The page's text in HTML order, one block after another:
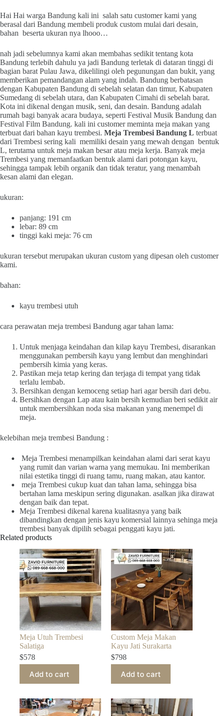
Hai Hai warga Bandung kali ini salah satu customer kami yang
berasal dari Bandung membeli produk custom mulai dari desain,
bahan beserta ukuran nya lhooo…
nah jadi sebelumnya kami akan membahas sedikit tentang kota
Bandung terlebih dahulu ya jadi Bandung terletak di dataran tinggi di
bagian barat Pulau Jawa, dikelilingi oleh pegunungan dan bukit, yang
memberikan pemandangan alam yang indah. Bandung berbatasan
dengan Kabupaten Bandung di sebelah selatan dan timur, Kabupaten
Sumedang di sebelah utara, dan Kabupaten Cimahi di sebelah barat.
Kota ini dikenal dengan musik, seni, dan desain. Bandung adalah
rumah bagi banyak acara budaya, seperti Festival Musik Bandung dan
Festival Film Bandung. kali ini customer meminta meja makan yang
terbuat dari bahan kayu trembesi. Meja Trembesi Bandung L terbuat
dari Trembesi sering kali memiliki desain yang mewah dengan bentuk
L, terutama untuk meja makan besar atau meja kerja. Banyak meja
Trembesi yang memanfaatkan bentuk alami dari potongan kayu,
sehingga tampak lebih organik dan tidak teratur, yang menambah
kesan alami dan elegan.
ukuran:
panjang: 191 cm
lebar: 89 cm
tinggi kaki meja: 76 cm
ukuran tersebut merupakan ukuran custom yang dipesan oleh customer
kami.
bahan:
kayu trembesi utuh
cara perawatan meja trembesi Bandung agar tahan lama:
Untuk menjaga keindahan dan kilap kayu Trembesi, disarankan
menggunakan pembersih kayu yang lembut dan menghindari
pembersih kimia yang keras.
Pastikan meja tetap kering dan terjaga di tempat yang tidak
terlalu lembab.
Bersihkan dengan kemoceng setiap hari agar bersih dari debu.
Bersihkan dengan Lap atau kain bersih kemudian beri sedikit air
untuk membersihkan noda sisa makanan yang menempel di
meja.
kelebihan meja trembesi Bandung :
Meja Trembesi menampilkan keindahan alami dari serat kayu
yang rumit dan varian warna yang memukau. Ini memberikan
nilai estetika tinggi di ruang tamu, ruang makan, atau kantor.
meja Trembesi cukup kuat dan tahan lama, sehingga bisa
bertahan lama meskipun sering digunakan. asalkan jika dirawat
dengan baik dan tepat.
Meja Trembesi dikenal karena kualitasnya yang baik
dibandingkan dengan jenis kayu komersial lainnya sehinga meja
trembesi banyak dipilih sebagai penggati kayu jati.
Related products
Meja Utuh Trembesi
Salatiga
$578
Add to cart
Custom Meja Makan
Kayu Jati Surakarta
$798
Add to cart